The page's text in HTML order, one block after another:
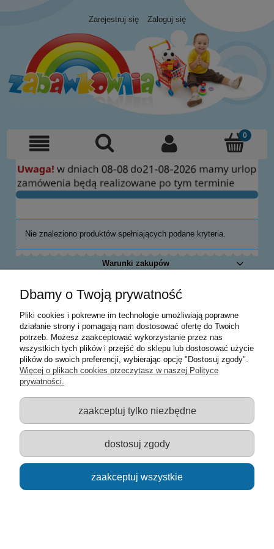
Zarejestruj się Zaloguj się
Nie znaleziono produktów spełniających podane kryteria.
Warunki zakupów
Moje konto
Informacje o sklepie
Sklep z zabawkami Łódź :: Hurownia zabawek :: Zabawki
edukacyjne :: Zestawy artystyczne :: Zabawki :: samochody Welly
:: Zabawkownia :: zabawki dla dzieci :: Lalki :: Klocki :: Artykuły
szkolne ::
pokaż pełną wersję strony
Dbamy o Twoją prywatność
Pliki cookies i pokrewne im technologie umożliwiają poprawne
działanie strony i pomagają nam dostosować ofertę do Twoich
potrzeb. Możesz zaakceptować wykorzystanie przez nas
wszystkich tych plików i przejść do sklepu lub dostosować użycie
plików do swoich preferencji, wybierając opcję "Dostosuj zgody".
Więcej o plikach cookies przeczytasz w naszej Polityce
prywatności.
zaakceptuj tylko niezbędne
dostosuj zgody
zaakceptuj wszystkie